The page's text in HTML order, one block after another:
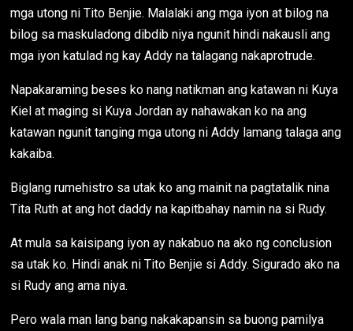
mga utong ni Tito Benjie. Malalaki ang mga iyon at bilog na
bilog sa maskuladong dibdib niya ngunit hindi nakausli ang
mga iyon katulad ng kay Addy na talagang nakaprotrude.
Napakaraming beses ko nang natikman ang katawan ni Kuya
Kiel at maging si Kuya Jordan ay nahawakan ko na ang
katawan ngunit tanging mga utong ni Addy lamang talaga ang
kakaiba.
Biglang rumehistro sa utak ko ang mainit na pagtatalik nina
Tita Ruth at ang hot daddy na kapitbahay namin na si Rudy.
At mula sa kaisipang iyon ay nakabuo na ako ng conclusion
sa utak ko. Hindi anak ni Tito Benjie si Addy. Sigurado ako na
si Rudy ang ama niya.
Pero wala man lang bang nakakapansin sa buong pamilya